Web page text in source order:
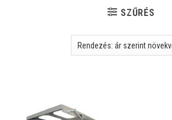
SZŰRÉS